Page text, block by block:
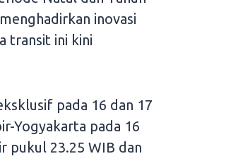
menghadirkan inovasi
transit ini kini
pada 16 dan 17
Yogyakarta pada 16
pukul 23.25 WIB dan